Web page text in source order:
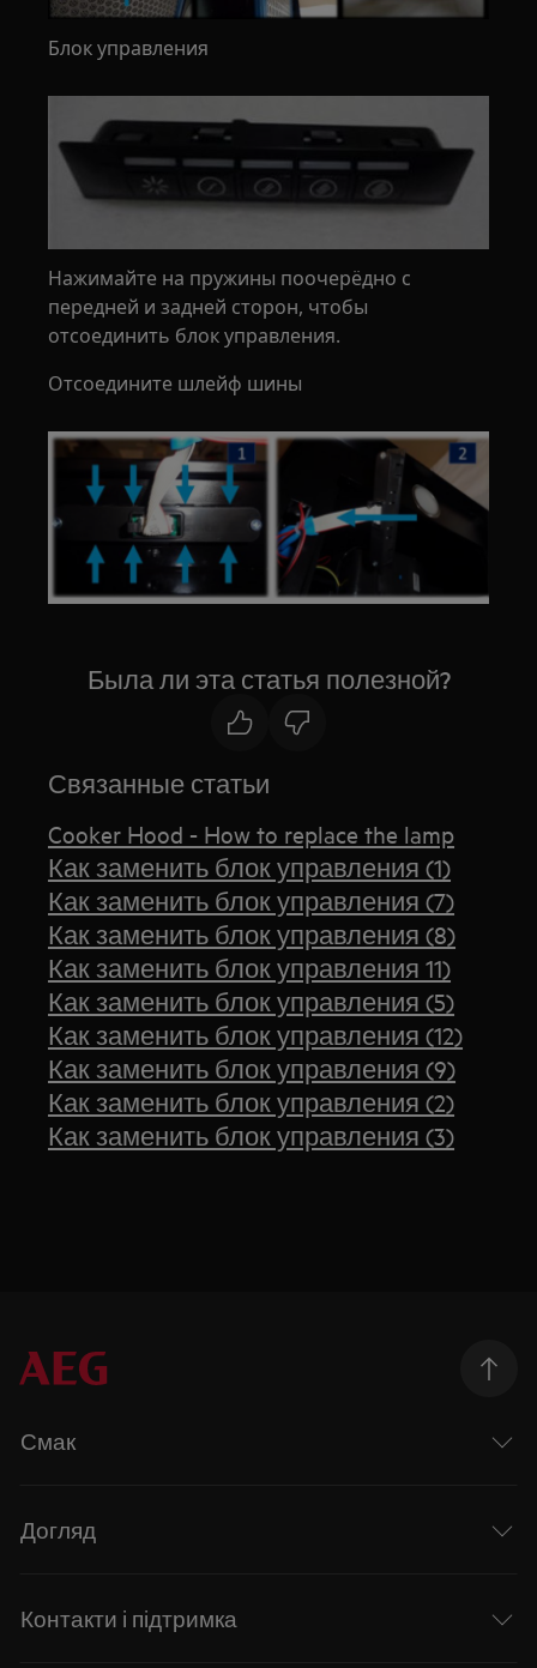
Блок управления
Нажимайте на пружины поочерёдно с
передней и задней сторон, чтобы
отсоединить блок управления.
Отсоедините шлейф шины
Была ли эта статья полезной?
Связанные статьи
Cooker Hood - How to replace the lamp
Как заменить блок управления (1)
Как заменить блок управления (7)
Как заменить блок управления (8)
Как заменить блок управления 11)
Как заменить блок управления (5)
Как заменить блок управления (12)
Как заменить блок управления (9)
Как заменить блок управления (2)
Как заменить блок управления (3)
Смак
Догляд
Контакти і підтримка